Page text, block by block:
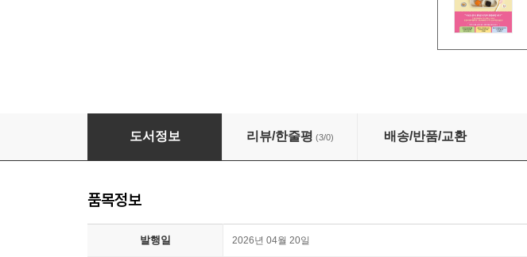
감정 훈련
도서정보 리뷰/한줄평 (3/0) 배송/반품/교환
품목정보
발행일 2026년 04월 20일